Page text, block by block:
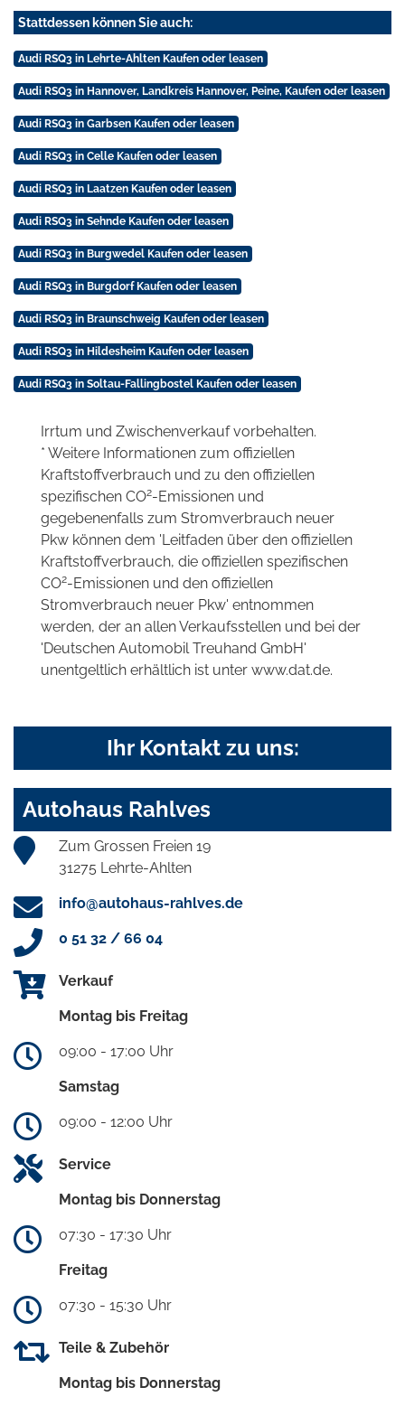
Stattdessen können Sie auch:
Audi RSQ3 in Lehrte-Ahlten Kaufen oder leasen
Audi RSQ3 in Hannover, Landkreis Hannover, Peine, Kaufen oder leasen
Audi RSQ3 in Garbsen Kaufen oder leasen
Audi RSQ3 in Celle Kaufen oder leasen
Audi RSQ3 in Laatzen Kaufen oder leasen
Audi RSQ3 in Sehnde Kaufen oder leasen
Audi RSQ3 in Burgwedel Kaufen oder leasen
Audi RSQ3 in Burgdorf Kaufen oder leasen
Audi RSQ3 in Braunschweig Kaufen oder leasen
Audi RSQ3 in Hildesheim Kaufen oder leasen
Audi RSQ3 in Soltau-Fallingbostel Kaufen oder leasen
Irrtum und Zwischenverkauf vorbehalten.
* Weitere Informationen zum offiziellen
Kraftstoffverbrauch und zu den offiziellen
spezifischen CO2-Emissionen und
gegebenenfalls zum Stromverbrauch neuer
Pkw können dem 'Leitfaden über den offiziellen
Kraftstoffverbrauch, die offiziellen spezifischen
CO2-Emissionen und den offiziellen
Stromverbrauch neuer Pkw' entnommen
werden, der an allen Verkaufsstellen und bei der
'Deutschen Automobil Treuhand GmbH'
unentgeltlich erhältlich ist unter www.dat.de.
Ihr Kontakt zu uns:
Autohaus Rahlves
Zum Grossen Freien 19
31275 Lehrte-Ahlten
info@autohaus-rahlves.de
0 51 32 / 66 04
Verkauf
Montag bis Freitag
09:00 - 17:00 Uhr
Samstag
09:00 - 12:00 Uhr
Service
Montag bis Donnerstag
07:30 - 17:30 Uhr
Freitag
07:30 - 15:30 Uhr
Teile & Zubehör
Montag bis Donnerstag